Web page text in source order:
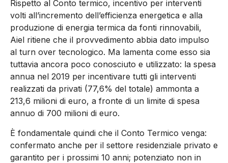
Rispetto al Conto termico, incentivo per interventi
volti all’incremento dell’efficienza energetica e alla
produzione di energia termica da fonti rinnovabili,
Aiel ritiene che il provvedimento abbia dato impulso
al turn over tecnologico. Ma lamenta come esso sia
tuttavia ancora poco conosciuto e utilizzato: la spesa
annua nel 2019 per incentivare tutti gli interventi
realizzati da privati (77,6% del totale) ammonta a
213,6 milioni di euro, a fronte di un limite di spesa
annuo di 700 milioni di euro.
È fondamentale quindi che il Conto Termico venga:
confermato anche per il settore residenziale privato e
garantito per i prossimi 10 anni; potenziato non in